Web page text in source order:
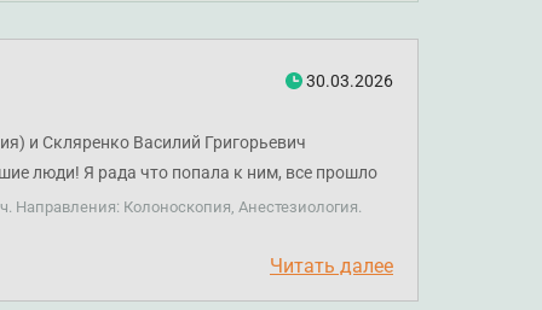
30.03.2026
и Скляренко Василий Григорьевич
люди! Я рада что попала к ним, все прошло
если вам нужно будет сделать эту
диагностику! Спасибо❤️❤️
Направления: Колоноскопия, Анестезиология.
Читать далее